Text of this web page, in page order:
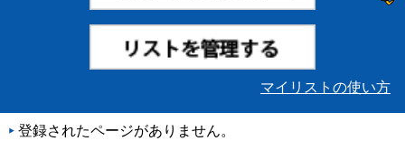
マイリストの使い方
登録されたページがありません。